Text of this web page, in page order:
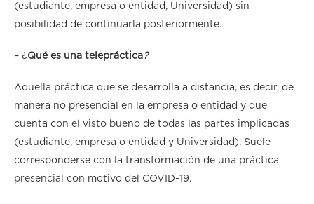
(estudiante, empresa o entidad, Universidad) sin
posibilidad de continuarla posteriormente.
– ¿Qué es una telepráctica?
Aquella práctica que se desarrolla a distancia, es decir, de
manera no presencial en la empresa o entidad y que
cuenta con el visto bueno de todas las partes implicadas
(estudiante, empresa o entidad y Universidad). Suele
corresponderse con la transformación de una práctica
presencial con motivo del COVID-19.